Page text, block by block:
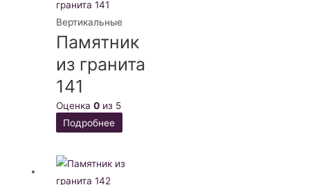
Вертикальные
Памятник
из гранита
141
Оценка0 из 5
Подробнее